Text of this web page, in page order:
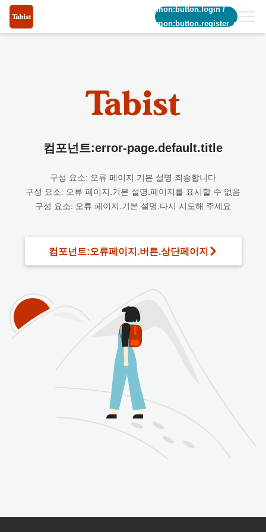
common:button.login/
common:button.register_short
컴포넌트:error-page.default.title
구성 요소: 오류 페이지.기본 설명.죄송합니다
구성 요소: 오류 페이지.기본 설명.페이지를 표시할 수 없음
구성 요소: 오류 페이지.기본 설명.다시 시도해 주세요
컴포넌트:오류페이지.버튼.상단페이지